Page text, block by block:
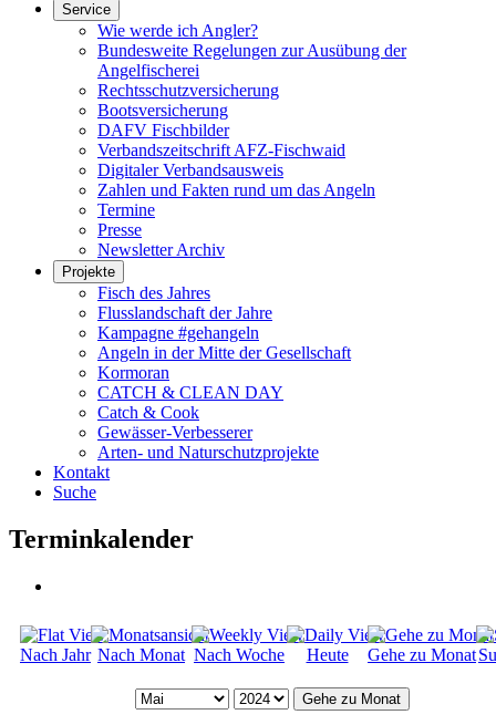
Service
Wie werde ich Angler?
Bundesweite Regelungen zur Ausübung der
Angelfischerei
Rechtsschutzversicherung
Bootsversicherung
DAFV Fischbilder
Verbandszeitschrift AFZ-Fischwaid
Digitaler Verbandsausweis
Zahlen und Fakten rund um das Angeln
Termine
Presse
Newsletter Archiv
Projekte
Fisch des Jahres
Flusslandschaft der Jahre
Kampagne #gehangeln
Angeln in der Mitte der Gesellschaft
Kormoran
CATCH & CLEAN DAY
Catch & Cook
Gewässer-Verbesserer
Arten- und Naturschutzprojekte
Kontakt
Suche
Terminkalender
Nach Jahr Nach Monat Nach Woche Heute Gehe zu Monat
Gehe zu Monat